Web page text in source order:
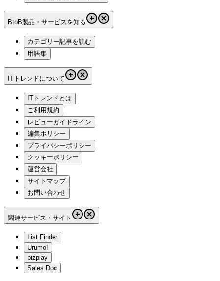
BtoB製品・サービスを知る
カテゴリー記事を読む
用語集
ITトレンドについて
ITトレンドとは
ご利用規約
レビューガイドライン
編集ポリシー
プライバシーポリシー
クッキーポリシー
運営会社
サイトマップ
お問い合わせ
関連サービス・サイト
List Finder
Urumo!
bizplay
Sales Doc